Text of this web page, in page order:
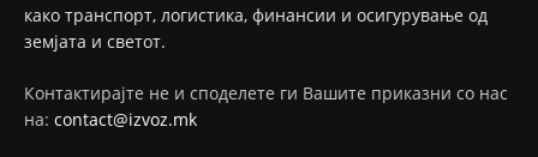
како транспорт, логистика, финансии и осигурување од
земјата и светот.
Контактирајте не и споделете ги Вашите приказни со нас
на: contact@izvoz.mk